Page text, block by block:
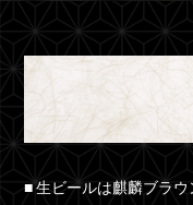
■ 生ビールは麒麟ブラ